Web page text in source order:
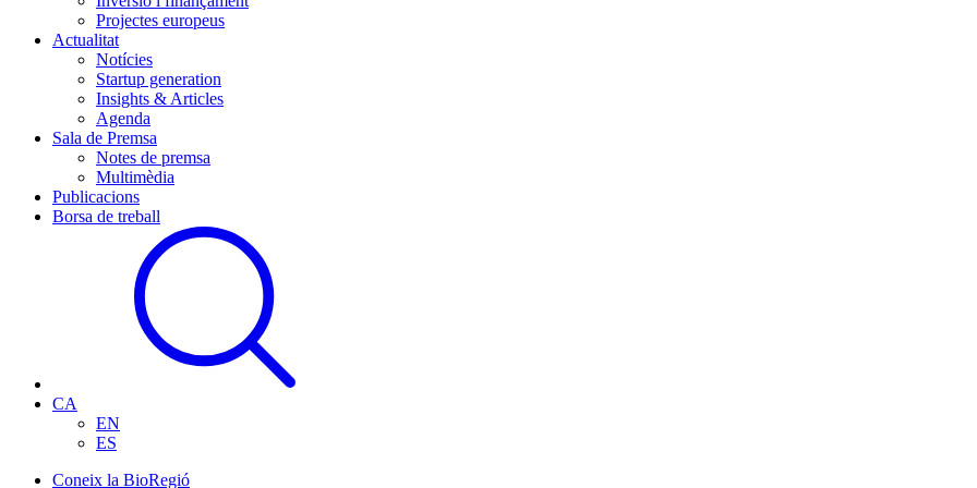
Projectes europeus
Actualitat
Notícies
Startup generation
Insights & Articles
Agenda
Sala de Premsa
Notes de premsa
Multimèdia
Publicacions
Borsa de treball
CA
EN
ES
Coneix la BioRegió